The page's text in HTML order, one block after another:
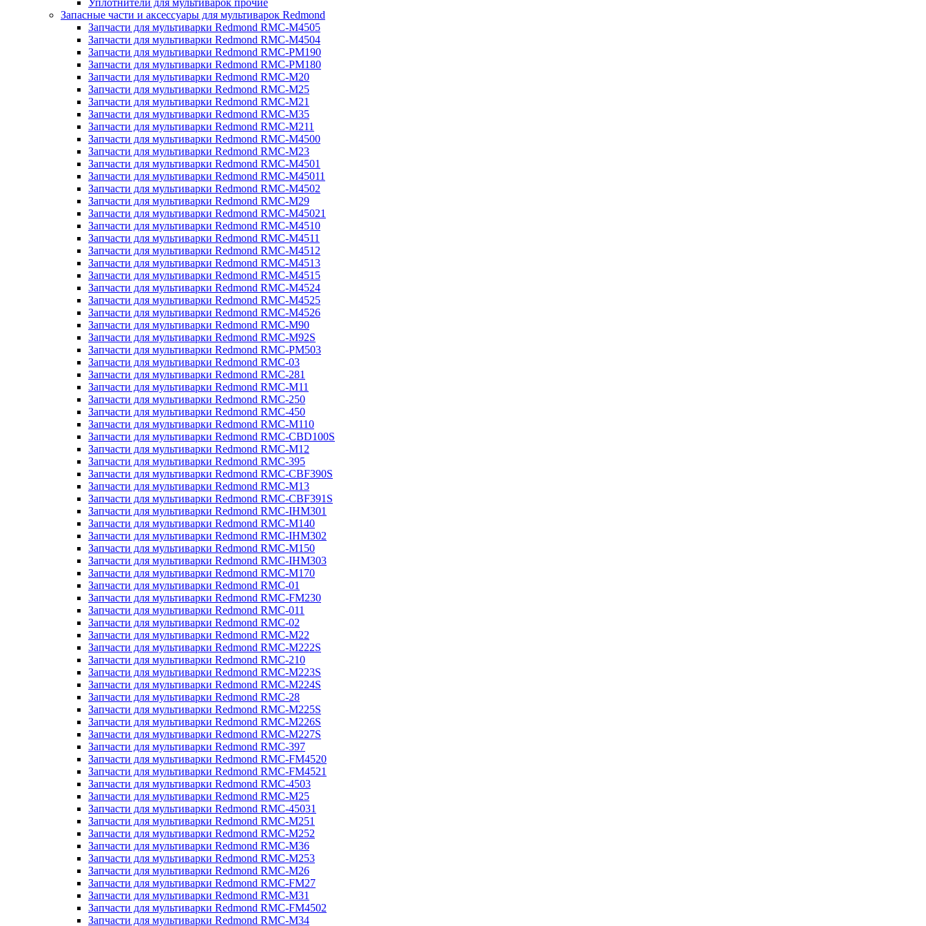
Уплотнители для мультиварок прочие
Запасные части и аксессуары для мультиварок Redmond
Запчасти для мультиварки Redmond RMC-M4505
Запчасти для мультиварки Redmond RMC-M4504
Запчасти для мультиварки Redmond RMC-PM190
Запчасти для мультиварки Redmond RMC-PM180
Запчасти для мультиварки Redmond RMC-M20
Запчасти для мультиварки Redmond RMC-M25
Запчасти для мультиварки Redmond RMC-M21
Запчасти для мультиварки Redmond RMC-M35
Запчасти для мультиварки Redmond RMC-M211
Запчасти для мультиварки Redmond RMC-M4500
Запчасти для мультиварки Redmond RMC-M23
Запчасти для мультиварки Redmond RMC-M4501
Запчасти для мультиварки Redmond RMC-M45011
Запчасти для мультиварки Redmond RMC-M4502
Запчасти для мультиварки Redmond RMC-M29
Запчасти для мультиварки Redmond RMC-M45021
Запчасти для мультиварки Redmond RMC-M4510
Запчасти для мультиварки Redmond RMC-M4511
Запчасти для мультиварки Redmond RMC-M4512
Запчасти для мультиварки Redmond RMC-M4513
Запчасти для мультиварки Redmond RMC-M4515
Запчасти для мультиварки Redmond RMC-M4524
Запчасти для мультиварки Redmond RMC-M4525
Запчасти для мультиварки Redmond RMC-M4526
Запчасти для мультиварки Redmond RMC-M90
Запчасти для мультиварки Redmond RMC-M92S
Запчасти для мультиварки Redmond RMC-PM503
Запчасти для мультиварки Redmond RMC-03
Запчасти для мультиварки Redmond RMC-281
Запчасти для мультиварки Redmond RMC-M11
Запчасти для мультиварки Redmond RMC-250
Запчасти для мультиварки Redmond RMC-450
Запчасти для мультиварки Redmond RMC-M110
Запчасти для мультиварки Redmond RMC-CBD100S
Запчасти для мультиварки Redmond RMC-M12
Запчасти для мультиварки Redmond RMC-395
Запчасти для мультиварки Redmond RMC-CBF390S
Запчасти для мультиварки Redmond RMC-M13
Запчасти для мультиварки Redmond RMC-CBF391S
Запчасти для мультиварки Redmond RMC-IHM301
Запчасти для мультиварки Redmond RMC-M140
Запчасти для мультиварки Redmond RMC-IHM302
Запчасти для мультиварки Redmond RMC-M150
Запчасти для мультиварки Redmond RMC-IHM303
Запчасти для мультиварки Redmond RMC-M170
Запчасти для мультиварки Redmond RMC-01
Запчасти для мультиварки Redmond RMC-FM230
Запчасти для мультиварки Redmond RMC-011
Запчасти для мультиварки Redmond RMC-02
Запчасти для мультиварки Redmond RMC-M22
Запчасти для мультиварки Redmond RMC-M222S
Запчасти для мультиварки Redmond RMC-210
Запчасти для мультиварки Redmond RMC-M223S
Запчасти для мультиварки Redmond RMC-M224S
Запчасти для мультиварки Redmond RMC-28
Запчасти для мультиварки Redmond RMC-M225S
Запчасти для мультиварки Redmond RMC-M226S
Запчасти для мультиварки Redmond RMC-M227S
Запчасти для мультиварки Redmond RMC-397
Запчасти для мультиварки Redmond RMC-FM4520
Запчасти для мультиварки Redmond RMC-FM4521
Запчасти для мультиварки Redmond RMC-4503
Запчасти для мультиварки Redmond RMC-M25
Запчасти для мультиварки Redmond RMC-45031
Запчасти для мультиварки Redmond RMC-M251
Запчасти для мультиварки Redmond RMC-M252
Запчасти для мультиварки Redmond RMC-M36
Запчасти для мультиварки Redmond RMC-M253
Запчасти для мультиварки Redmond RMC-M26
Запчасти для мультиварки Redmond RMC-FM27
Запчасти для мультиварки Redmond RMC-M31
Запчасти для мультиварки Redmond RMC-FM4502
Запчасти для мультиварки Redmond RMC-M34